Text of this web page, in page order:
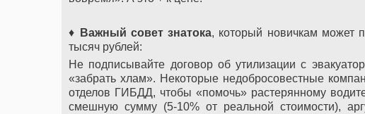
♦ Важный совет знатока, который новичкам может
тысяч рублей:
Не подписывайте договор об утилизации с
«забрать хлам». Некоторые недобросовестные
отделов ГИБДД, чтобы «помочь» растерянному
смешную сумму (5-10% от реальной стоимости),